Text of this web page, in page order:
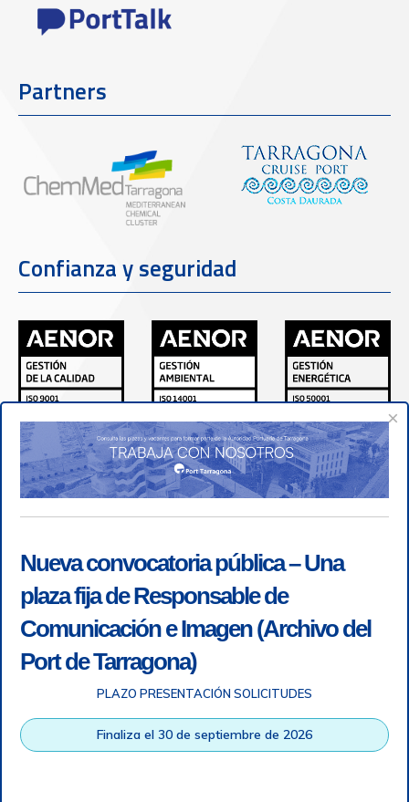
Partners
Confianza y seguridad
grabación telefónica
| SGSI |
Login
Autoridad Portuaria de Tarragona © Todos los derechos
×
Nueva convocatoria pública – Una
plaza fija de Responsable de
Comunicación e Imagen (Archivo del
Port de Tarragona)
PLAZO PRESENTACIÓN SOLICITUDES
Finaliza el 30 de septiembre de 2026